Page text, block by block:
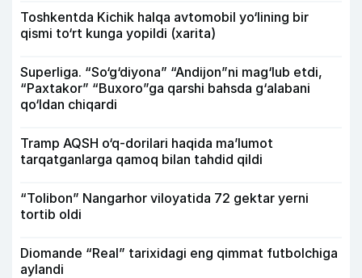
Toshkentda Kichik halqa avtomobil yo‘lining bir
qismi to‘rt kunga yopildi (xarita)
Superliga. “So‘g‘diyona” “Andijon”ni mag‘lub etdi,
“Paxtakor” “Buxoro”ga qarshi bahsda g‘alabani
qo‘ldan chiqardi
Tramp AQSH o‘q-dorilari haqida ma’lumot
tarqatganlarga qamoq bilan tahdid qildi
“Tolibon” Nangarhor viloyatida 72 gektar yerni
tortib oldi
Diomande “Real” tarixidagi eng qimmat futbolchiga
aylandi